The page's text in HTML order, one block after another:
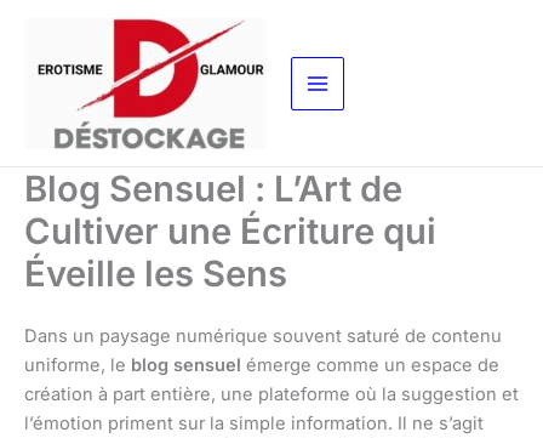
contenu
Blog Sensuel : L’Art de
Cultiver une Écriture qui
Éveille les Sens
Dans un paysage numérique souvent saturé de contenu
uniforme, le blog sensuel émerge comme un espace de
création à part entière, une plateforme où la suggestion et
l’émotion priment sur la simple information. Il ne s’agit